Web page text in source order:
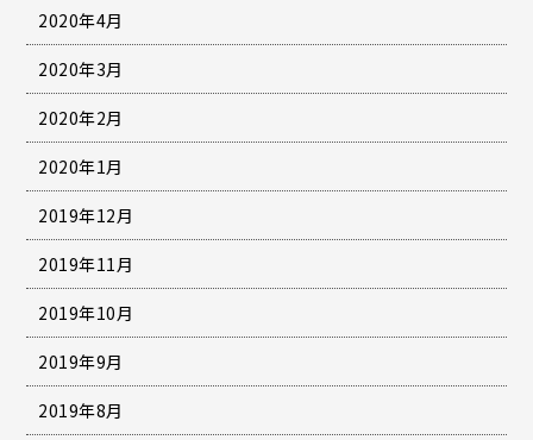
2020年4月
2020年3月
2020年2月
2020年1月
2019年12月
2019年11月
2019年10月
2019年9月
2019年8月